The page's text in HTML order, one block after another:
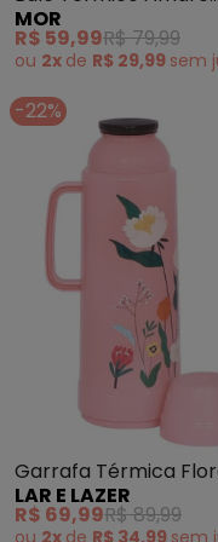
(Saturno) 650 Ml
MOR
R$ 59,99R$ 79,99
ou 2x de R$ 29,99 sem
-22%
Garrafa Térmica
(Laranja) 1 Litro
LAR E LAZER
R$ 69,99R$ 89,99